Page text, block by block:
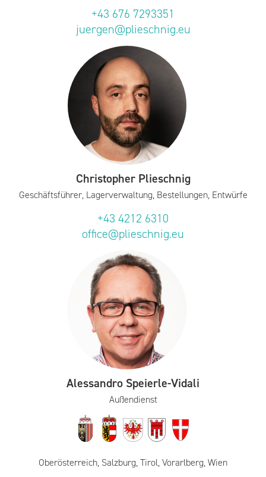
+43 676 7293351
juergen@plieschnig.eu
Christopher Plieschnig
Geschäftsführer, Lagerverwaltung, Bestellungen, Entwürfe
+43 4212 6310
office@plieschnig.eu
Alessandro Speierle-Vidali
Außendienst
Oberösterreich, Salzburg, Tirol, Vorarlberg, Wien